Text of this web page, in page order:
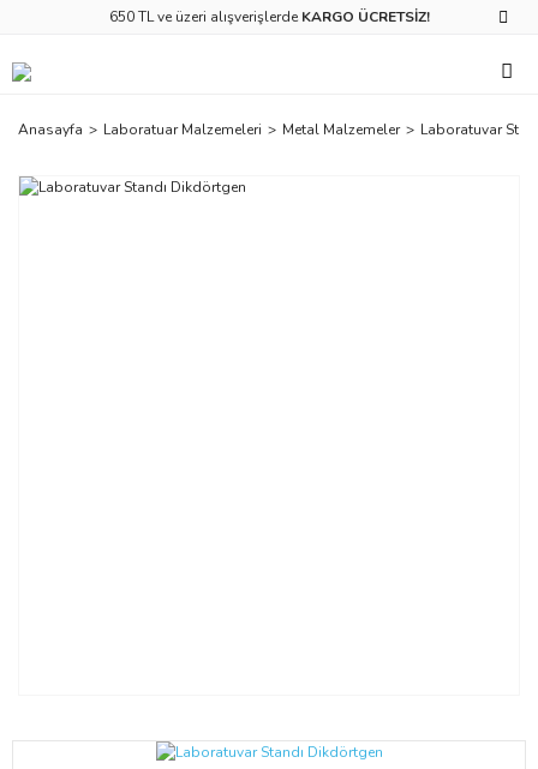
650 TL ve üzeri alışverişlerde KARGO ÜCRETSİZ!
Anasayfa Laboratuar Malzemeleri Metal Malzemeler Laboratuvar